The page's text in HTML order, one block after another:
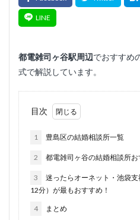
都電雑司ヶ谷駅周辺でおすすめ
式で解説しています。
目次
1 豊島区の結婚相談所一覧
2 都電雑司ヶ谷の結婚相談所
3
迷ったらオーネット・池袋
12分）が最もおすすめ！
4 まとめ